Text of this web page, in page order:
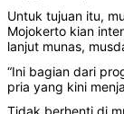
Untuk tujuan itu,
Mojokerto kian
lanjut munas,
“Ini bagian dari
pria yang kini